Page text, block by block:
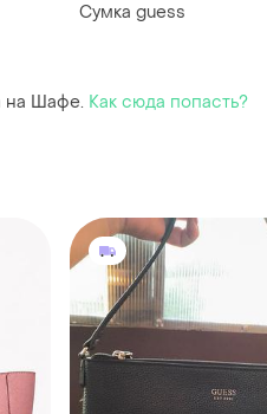
Сумка guess
на Шафе. Как сюда попасть?